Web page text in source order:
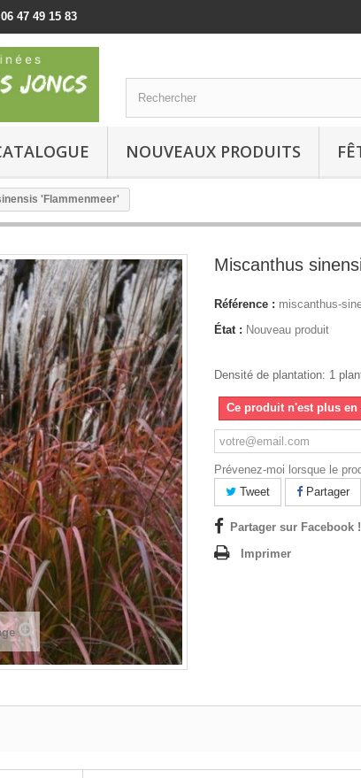
47 49 15 83
NOUVEAUX PRODUITS
'Flammenmeer'
Miscanthus
Référence : miscanthus-
État : Nouveau produit
Densité de plantation: 1
Ce produit n'est plus en
Prévenez-moi lorsque le
Tweet
Partager
Partager sur Facebook !
Imprimer